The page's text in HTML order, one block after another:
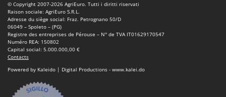
© Copyright 2007-2026 AgriEuro. Tutti i diritti riservati
Raison sociale: AgriEuro S.R.L.
Adresse du siège social: Fraz. Petrognano 50/D
06049 – Spoleto – (PG)
Registre des entreprises de Pérouse – N° de TVA IT01629170547
Numéro REA: 150802
Capital social: 5.000.000,00 €
Contacts
Powered by Kaleido | Digital Productions - www.kalei.do